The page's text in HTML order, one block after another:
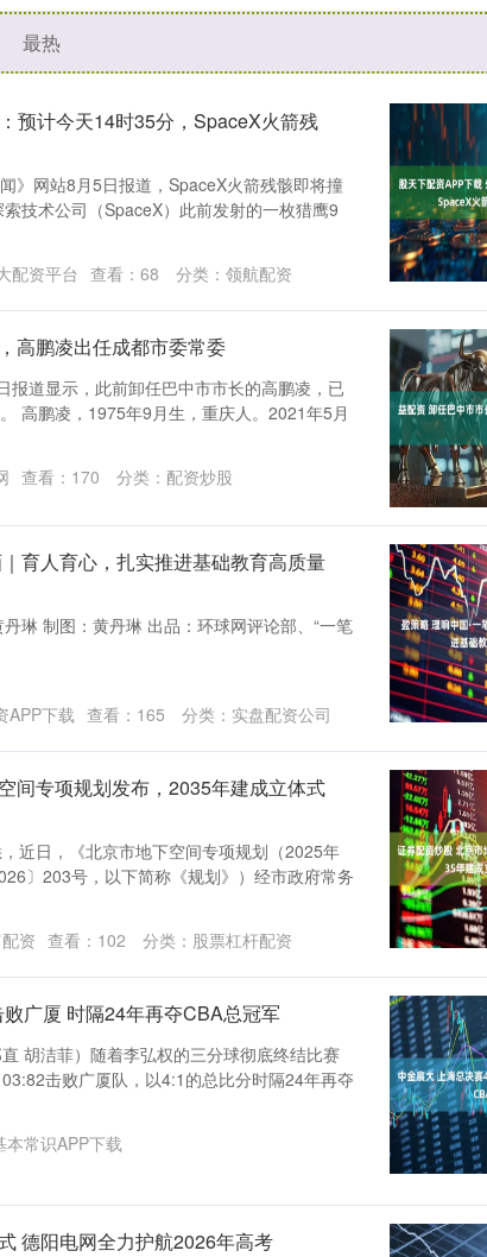
最热
预计今天14时35分，SpaceX火箭残
》网站8月5日报道，SpaceX火箭残骸即将撞
技术公司（SpaceX）此前发射的一枚猎鹰9
配资平台 查看： 68 分类： 领航配资
高鹏凌出任成都市委常委
报道显示，此前卸任巴中市市长的高鹏凌，已
高鹏凌，1975年9月生，重庆人。2021年5月
查看： 170 分类： 配资炒股
育人育心，扎实推进基础教育高质量
琳 制图：黄丹琳 出品：环球网评论部、“一笔
APP下载 查看： 165 分类： 实盘配资公司
间专项规划发布，2035年建成立体式
近日，《北京市地下空间专项规划（2025年
〕203号，以下简称《规划》）经市政府常务
资 查看： 102 分类： 股票杠杆配资
广厦 时隔24年再夺CBA总冠军
胡洁菲）随着李弘权的三分球彻底终结比赛
击败广厦队，以4:1的总比分时隔24年再夺
常识APP下载
德阳电网全力护航2026年高考